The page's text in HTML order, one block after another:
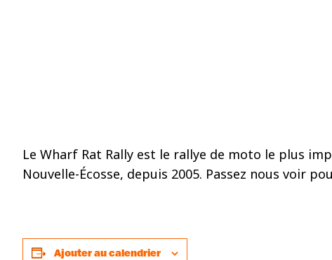
Le Wharf Rat Rally est le rallye de moto le plus
Nouvelle-Écosse, depuis 2005. Passez nous voir
Ajouter au calendrier